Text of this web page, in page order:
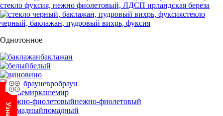
стекло фуксия, нежно фиолетовый, ЛДСП ирландская береза
стекло
черный, баклажан, пудровый вихрь, фуксия
Однотонное
баклажан
белый
вино
евробраун
кашемир
нежно-фиолетовый
помадный